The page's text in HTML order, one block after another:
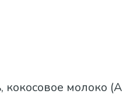
кокосовое молоко